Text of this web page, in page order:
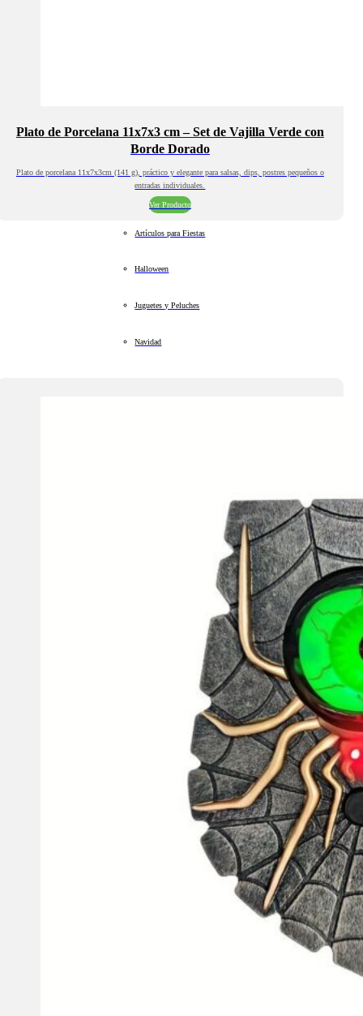
Plato de Porcelana 11x7x3 cm – Set de Vajilla Verde con
Borde Dorado
Plato de porcelana 11x7x3cm (141 g), práctico y elegante para salsas, dips, postres pequeños o
entradas individuales.
Ver Producto
Artículos para Fiestas
Halloween
Juguetes y Peluches
Navidad